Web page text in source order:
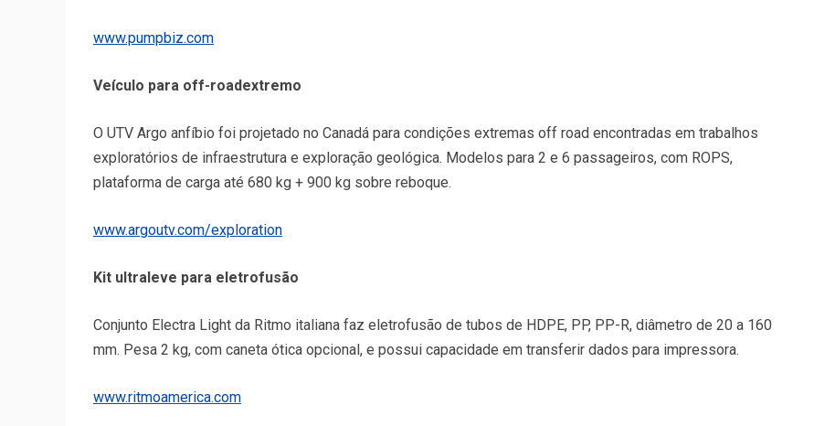
www.pumpbiz.com
Veículo para off-roadextremo
O UTV Argo anfíbio foi projetado no Canadá para condições extremas off road encontradas em trabalhos
exploratórios de infraestrutura e exploração geológica. Modelos para 2 e 6 passageiros, com ROPS,
plataforma de carga até 680 kg + 900 kg sobre reboque.
www.argoutv.com/exploration
Kit ultraleve para eletrofusão
Conjunto Electra Light da Ritmo italiana faz eletrofusão de tubos de HDPE, PP, PP-R, diâmetro de 20 a 160
mm. Pesa 2 kg, com caneta ótica opcional, e possui capacidade em transferir dados para impressora.
www.ritmoamerica.com